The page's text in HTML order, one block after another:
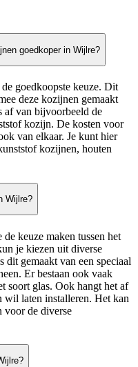
goedkoper in Wijlre?
goedkoopste keuze. Dit
deze kozijnen gemaakt
af van bijvoorbeeld de
kozijn. De kosten voor
van elkaar. Je kunt hier
kozijnen, houten
Wijlre?
keuze maken tussen het
je kiezen uit diverse
gemaakt van een speciaal
Er bestaan ook vaak
soort glas. Ook hangt het af
wil laten installeren. Het kan
voor de diverse